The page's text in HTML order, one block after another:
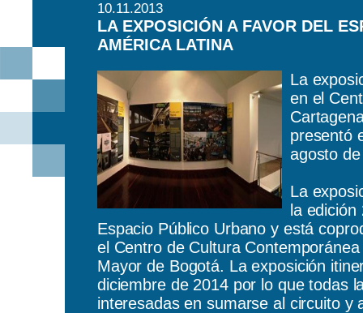
10.11.2013
LA EXPOSICIÓN A FAVOR DEL
AMÉRICA LATINA
La
en el
presentó
agosto
La
la
Espacio Público Urbano y está
el Centro de Cultura
Mayor de Bogotá. La exposición
diciembre de 2014 por lo que todas
interesadas en sumarse al circuito y